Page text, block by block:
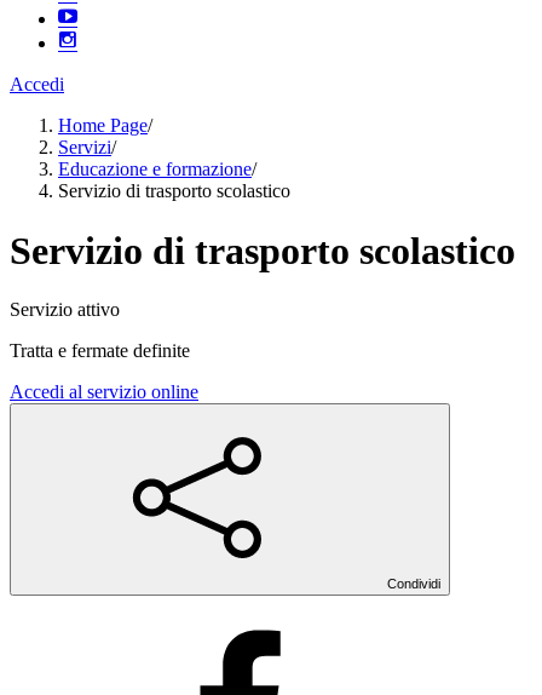
Accedi
Home Page/
Servizi/
Educazione e formazione/
Servizio di trasporto scolastico
Servizio di trasporto scolastico
Servizio attivo
Tratta e fermate definite
Accedi al servizio online
Condividi